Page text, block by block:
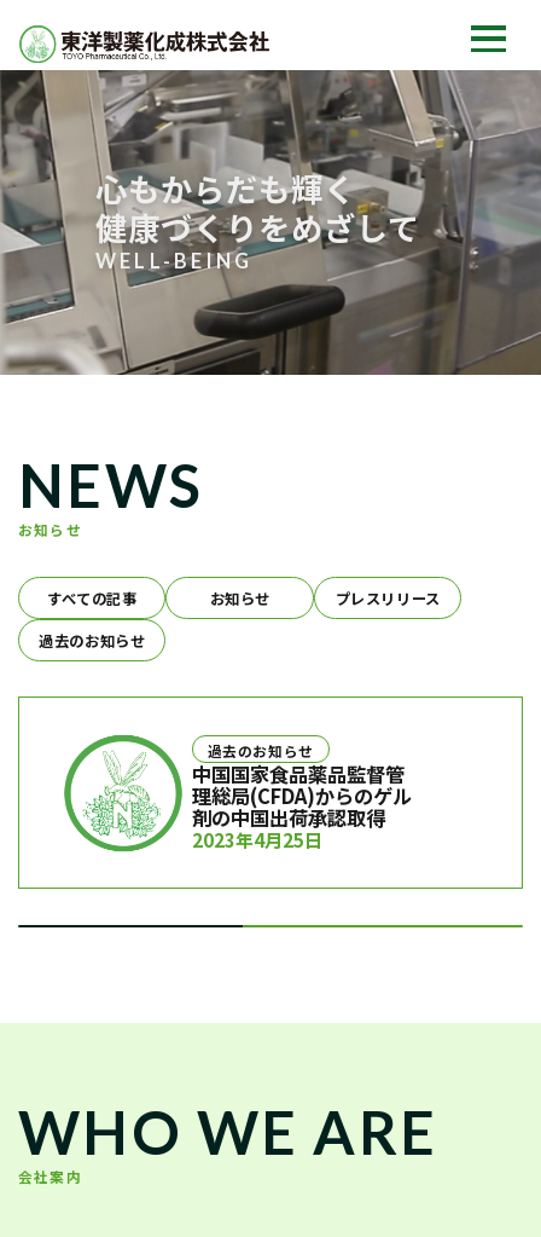
心もからだも輝く
健康づくりをめざして
WELL-BEING
NEWS
お知らせ
すべての記事 お知らせ
プレスリリース
過去のお知らせ
過去のお知らせ
EcoVadis社連続シルバー
評価を取得
2022年11月30日
WHO WE ARE
会社案内